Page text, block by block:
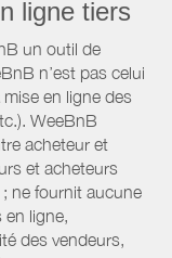
ligne tiers
un outil de
n’est pas celui
mise en ligne des
WeeBnB
acheteur et
et acheteurs
ne fournit aucune
en ligne,
des vendeurs,